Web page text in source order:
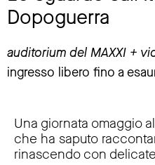
Dopoguerra
auditorium del MAXXI +
ingresso libero fino a
Una giornata omaggio
che ha saputo
rinascendo con